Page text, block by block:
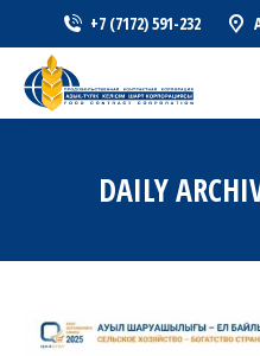
+7 (7172) 591-232
DAILY